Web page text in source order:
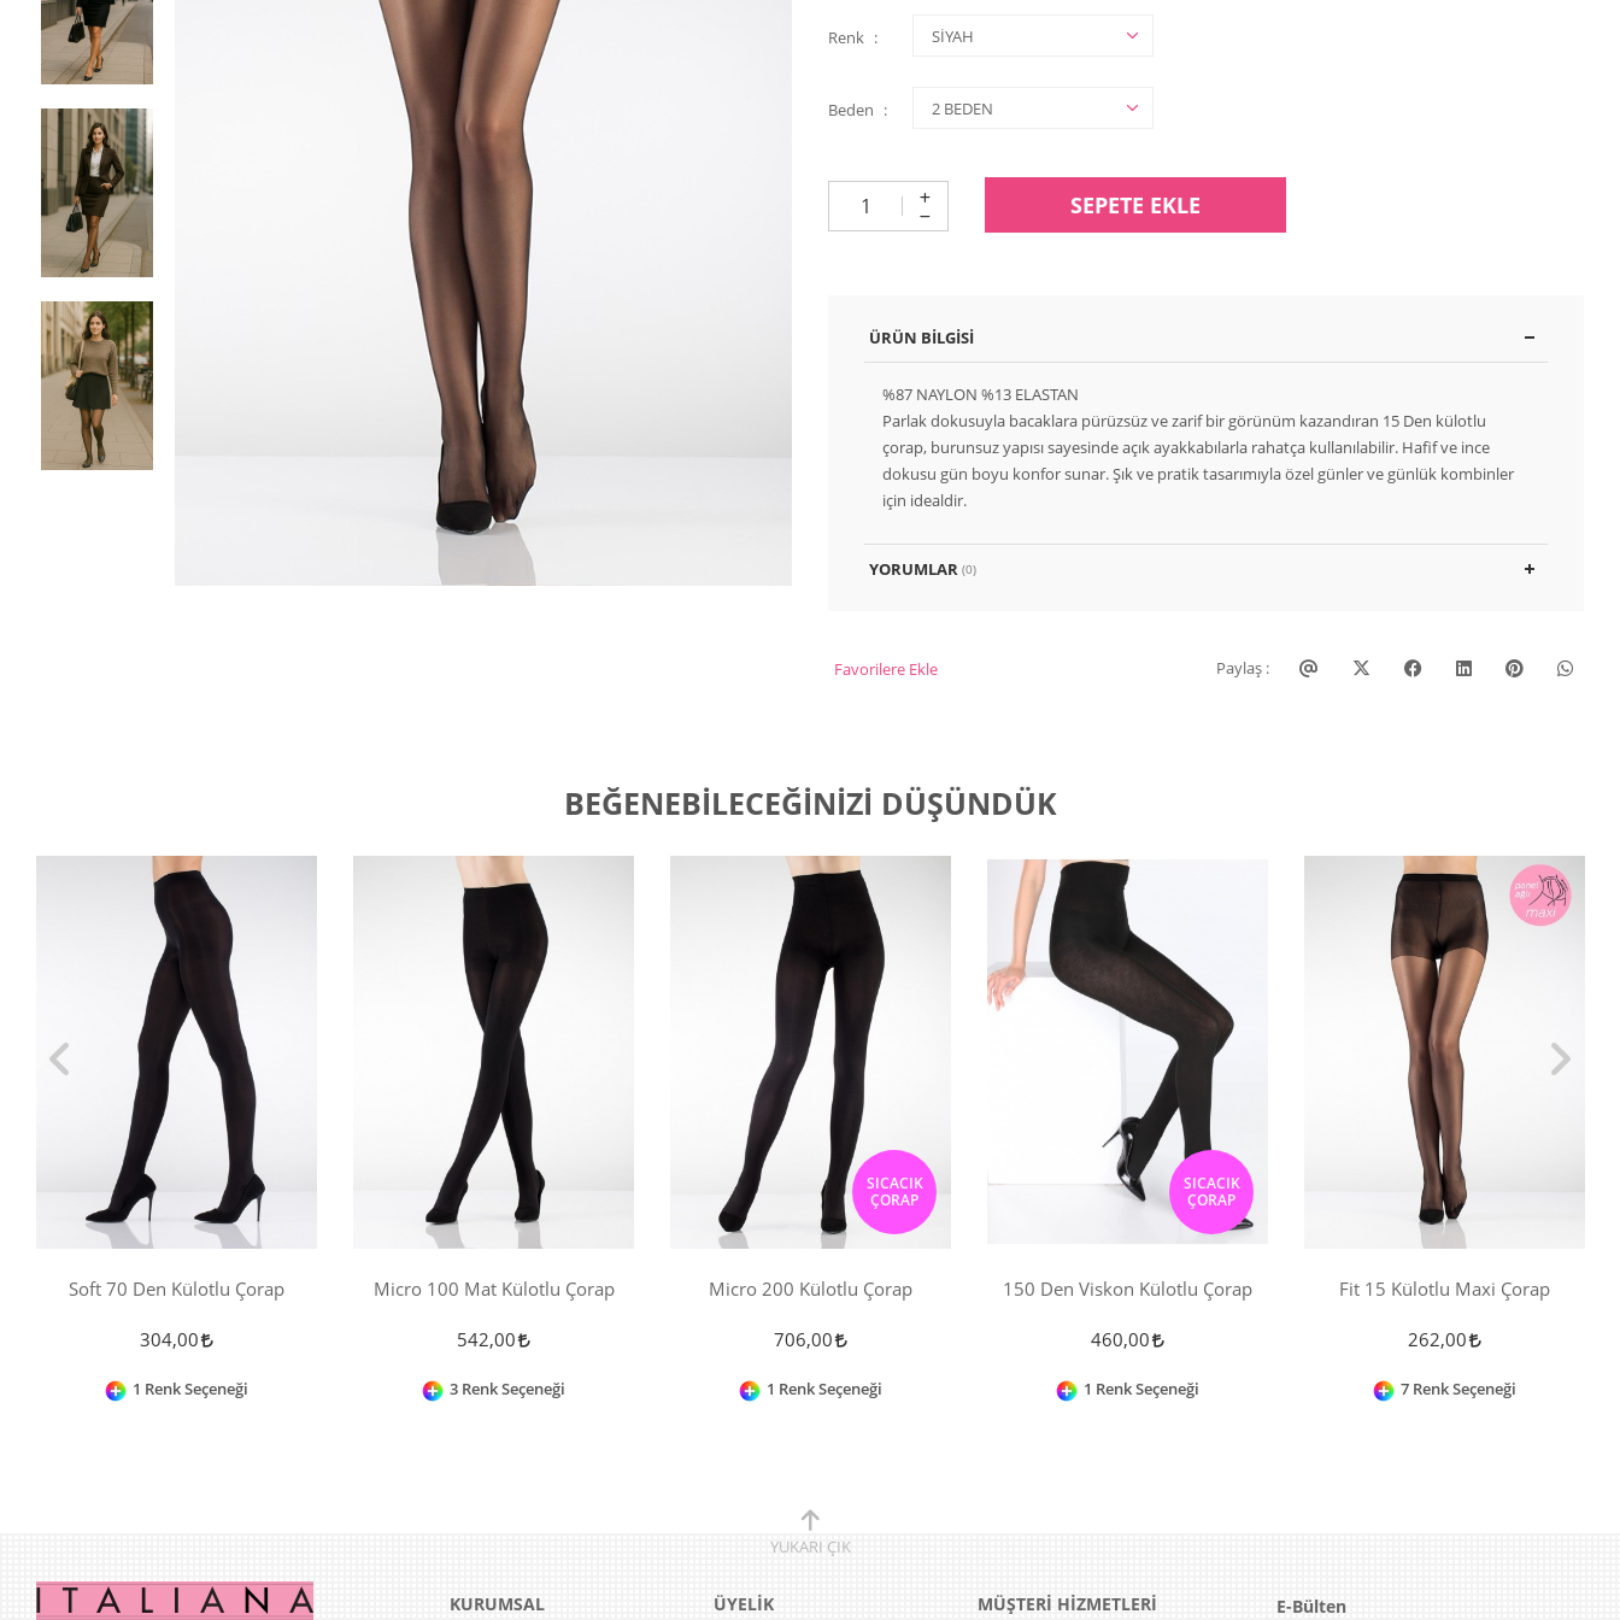
Renk
Beden
SEPETE EKLE
ÜRÜN BILGISI
%87 NAYLON %13 ELASTAN
Parlak dokusuyla bacaklara pürüzsüz ve zarif bir görünüm kazandıran 15 Den külotlu
çorap, burunsuz yapısı sayesinde açık ayakkabılarla rahatça kullanılabilir. Hafif ve ince
dokusu gün boyu konfor sunar. Şık ve pratik tasarımıyla özel günler ve günlük kombinler
için idealdir.
YORUMLAR (0)
Favorilere Ekle Paylaş :
BEĞENEBILECEĞINIZI DÜŞÜNDÜK
Soft 70 Den Külotlu Çorap
304,00
1 Renk Seçeneği
Micro 100 Mat Külotlu Çorap
542,00
3 Renk Seçeneği
SICACIK
ÇORAP
Micro 200 Külotlu Çorap
706,00
1 Renk Seçeneği
SICACIK
ÇORAP
150 Den Viskon Külotlu Çorap
460,00
1 Renk Seçeneği
Fit 15 Külotlu Maxi Çorap
262,00
7 Renk Seçeneği
YUKARI ÇIK
KURUMSAL ÜYELİK MÜŞTERİ HİZMETLERİ E-Bülten